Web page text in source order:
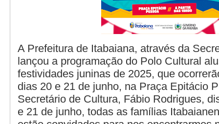
A Prefeitura de Itabaiana, através da
lançou a programação do Polo Cultural
festividades juninas de 2025, que
dias 20 e 21 de junho, na Praça Epitácio
Secretário de Cultura, Fábio Rodrigues,
e 21 de junho, todas as famílias